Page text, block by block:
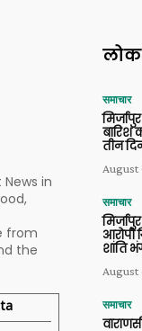
in
from
the
समाचार
तीन
August
समाचार
आरोपी
शांति
August
समाचार